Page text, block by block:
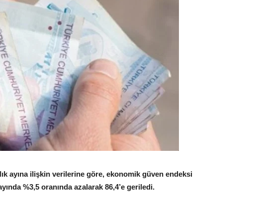
ayına ilişkin verilerine göre, ekonomik güven endeksi
%3,5 oranında azalarak 86,4’e geriledi.